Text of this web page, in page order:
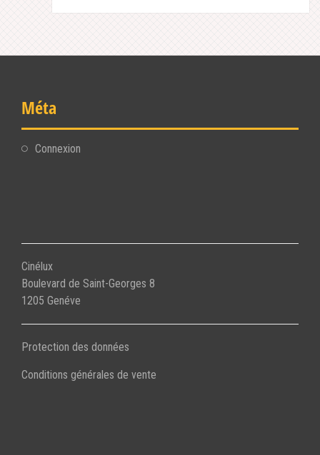
Méta
Connexion
Cinélux
Boulevard de Saint-Georges 8
1205 Genéve
Protection des données
Conditions générales de vente